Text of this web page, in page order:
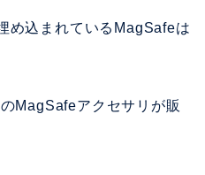
め込まれているMagSafeは
MagSafeアクセサリが販